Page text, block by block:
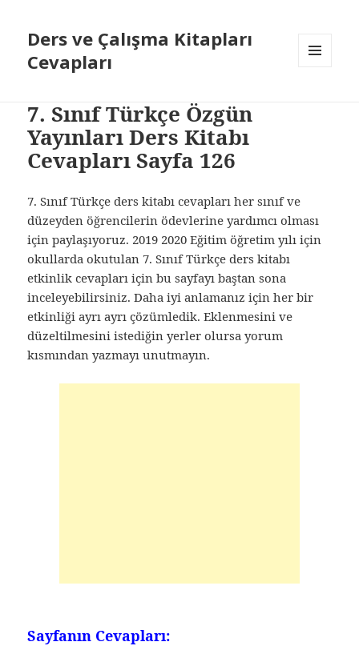
Ders ve Çalışma Kitapları
Cevapları
7. Sınıf Türkçe Özgün
Yayınları Ders Kitabı
Cevapları Sayfa 126
7. Sınıf Türkçe ders kitabı cevapları her sınıf ve
düzeyden öğrencilerin ödevlerine yardımcı olması
için paylaşıyoruz. 2019 2020 Eğitim öğretim yılı için
okullarda okutulan 7. Sınıf Türkçe ders kitabı
etkinlik cevapları için bu sayfayı baştan sona
inceleyebilirsiniz. Daha iyi anlamanız için her bir
etkinliği ayrı ayrı çözümledik. Eklenmesini ve
düzeltilmesini istediğin yerler olursa yorum
kısmından yazmayı unutmayın.
Sayfanın Cevapları: